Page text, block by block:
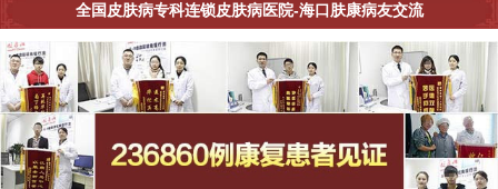
全国皮肤病专科连锁皮肤病医院-海口肤康病友交流